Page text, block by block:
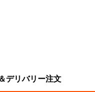
デリバリー注文